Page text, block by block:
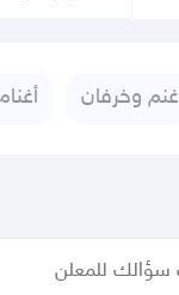
غنم وخرفان